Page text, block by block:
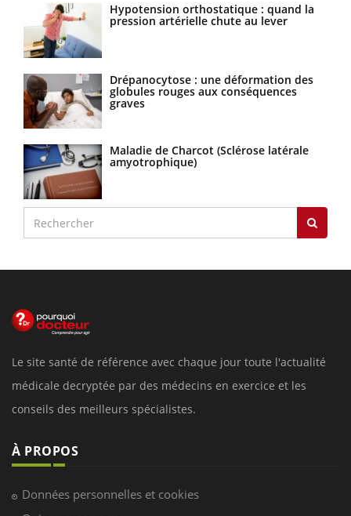
Hypotension orthostatique : quand la
pression artérielle chute au lever
Drépanocytose : une déformation des
globules rouges aux conséquences
graves
Maladie de Charcot (Sclérose latérale
amyotrophique)
Le site santé de référence avec chaque jour toute l'actualité
médicale decryptée par des médecins en exercice et les
conseils des meilleurs spécialistes.
À PROPOS
Données personnelles et cookies